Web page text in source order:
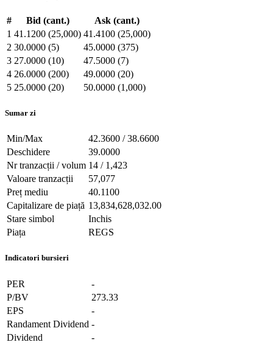
# Bid (cant.)
Ask (cant.)
1 41.1200 (25,000) 41.4100 (25,000)
2 30.0000 (5)
45.0000 (375)
3 27.0000 (10)
47.5000 (7)
4 26.0000 (200)
49.0000 (20)
5 25.0000 (20) 50.0000 (1,000)
Sumar zi
Min/Max
42.3600 / 38.6600
Deschidere
39.0000
Nr tranzacții / volum 14 / 1,423
Valoare tranzacții
57,077
Preț mediu
40.1100
Capitalizare de piață 13,834,628,032.00
Stare simbol
Inchis
Piața
REGS
Indicatori bursieri
PER
-
P/BV
273.33
EPS
-
Randament Dividend -
Dividend
-